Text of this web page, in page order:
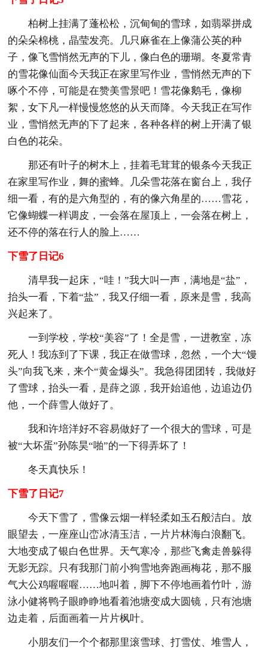
柏树上挂满了蓬松松，沉甸甸的雪球，如翡翠拼成
的朵朵棉桃，晶莹发亮。几只麻雀在上像蒲公英的种
子，像飞雪悄然无声的下儿，像白色的珊瑚。冬夏常青
的雪花像仙面今天我正在家里写作业，雪悄然无声的下
啄个不停，可能是在赞美雪景吧！雪花像鹅毛，像柳
絮，女下凡一样慢慢悠悠的从天而降。今天我正在写作
业，雪悄然无声的下了起来，各种各样的树上开满了银
白色的花朵。
那还有叶子的树木上，挂着毛茸茸的银条今天我正
在家里写作业，舞的蜜蜂。几朵雪花落在窗台上，我仔
细一看，有的是六角型的，有的像六角星的……雪花，
它像蝴蝶一样调皮，一会落在屋顶上，一会落在树上，
还不停的落在行人的脸上……
下雪了日记6
清早我一起床，“哇！”我大叫一声，满地是“盐”，
抬头一看，下着“盐”，我又仔细一看，原来是雪，我高
兴起来了。
一到学校，学校“美容”了！全是雪，一进教室，冻
死人！我冻到了下课，我正在做雪球，忽然，一个大“馒
头”向我飞来，来个“黄金爆头”。我急得团团转，我做好
了雪球，抬头一看，是薛之源，我开始追他，边追边仍
他，一个薛雪人做好了。
我和许培洋好不容易做好了一个很大的雪球，可是
被“大坏蛋”孙陈昊“啪”的一下得弄坏了！
冬天真快乐！
下雪了日记7
今天下雪了，雪像云烟一样轻柔如玉石般洁白。放
眼望去，一座座山峦冰清玉洁，一片片林海白浪翻飞。
大地变成了银白色世界。天气寒冷，那些飞禽走兽躲得
无影无踪。只有我那门前小狗雪地奔跑画梅花，那不服
气大公鸡喔喔喔……地叫着，脚下不停地画着竹叶，游
泳小健将鸭子眼睁睁地看着池塘变成大圆镜，只有池塘
边走着，后面画着一片片枫叶。
小朋友们一个个都那里滚雪球、打雪仗、堆雪人，